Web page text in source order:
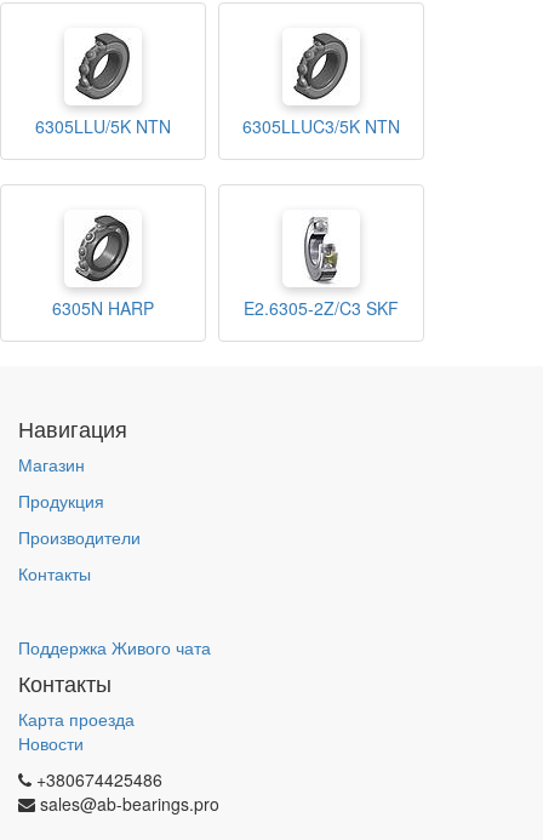
6305LLU/5K NTN 6305LLUC3/5K NTN
6305N HARP E2.6305-2Z/C3 SKF
Навигация
Магазин
Продукция
Производители
Контакты
Поддержка Живого чата
Контакты
Карта проезда
Новости
+380674425486
sales@ab-bearings.pro